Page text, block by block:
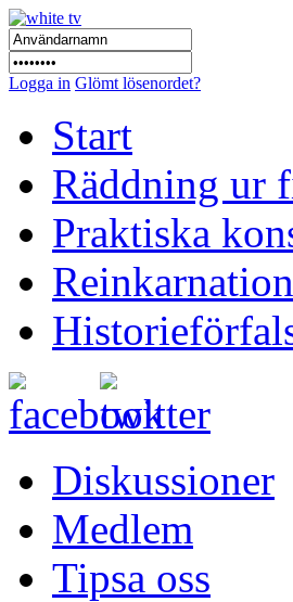
Logga in Glömt lösenordet?
Start
Räddning ur
Praktiska
Diskussioner
Medlem
Tipsa oss